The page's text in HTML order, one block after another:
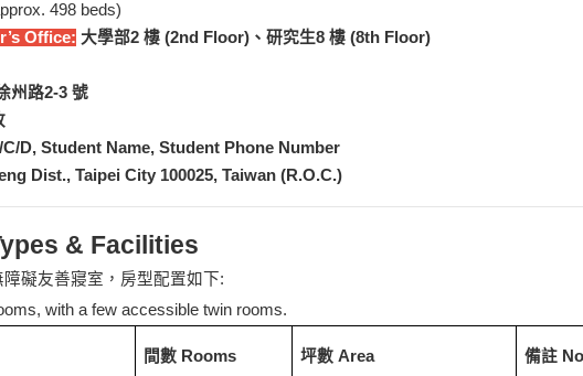
498 beds)
’s Office: 大學部2 樓 (2nd Floor)、研究生8 樓 (8th Floor)
州路2-3 號
D, Student Name, Student Phone Number
Dist., Taipei City 100025, Taiwan (R.O.C.)
& Facilities
礙友善寢室，房型配置如下:
with a few accessible twin rooms.
間數 Rooms 坪數 Area 備註